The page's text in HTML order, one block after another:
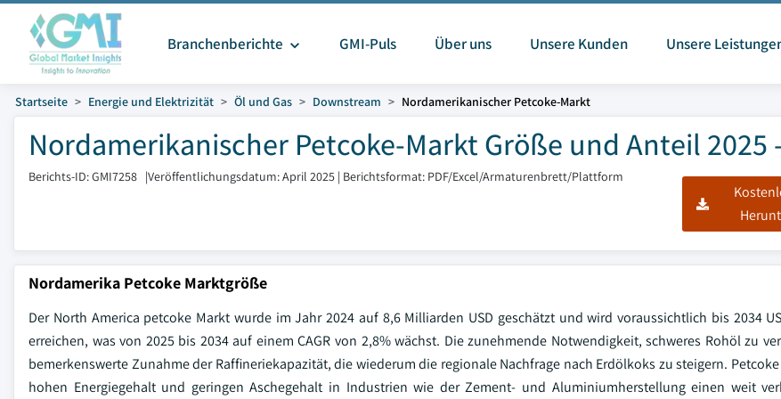
Branchenberichte GMI-Puls Über uns Unsere Kunden Unsere
Startseite Energie und Elektrizität Öl und Gas Downstream Nordamerikanischer Petcoke-Markt
Nordamerikanischer Petcoke-Markt Größe und Anteil 2025
Berichts-ID: GMI7258 |Veröffentlichungsdatum: April 2025 | Berichtsformat: PDF/Excel/Armaturenbrett/Plattform
Nordamerika Petcoke Marktgröße
Der North America petcoke Markt wurde im Jahr 2024 auf 8,6 Milliarden USD geschätzt und wird voraussichtlich bis 2034
erreichen, was von 2025 bis 2034 auf einem CAGR von 2,8% wächst. Die zunehmende Notwendigkeit, schweres Rohöl zu
bemerkenswerte Zunahme der Raffineriekapazität, die wiederum die regionale Nachfrage nach Erdölkoks zu steigern.
hohen Energiegehalt und geringen Aschegehalt in Industrien wie der Zement- und Aluminiumherstellung einen weit